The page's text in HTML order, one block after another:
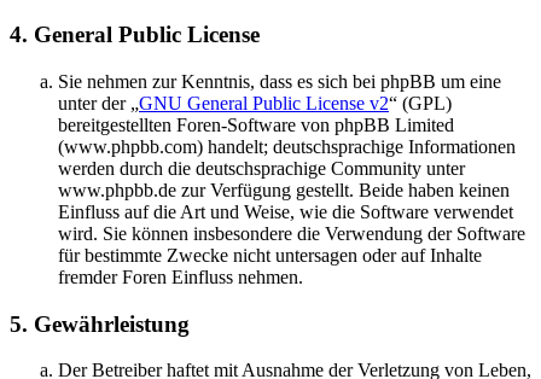
4. General Public License
Sie nehmen zur Kenntnis, dass es sich bei phpBB um eine
unter der „GNU General Public License v2“ (GPL)
bereitgestellten Foren-Software von phpBB Limited
(www.phpbb.com) handelt; deutschsprachige Informationen
werden durch die deutschsprachige Community unter
www.phpbb.de zur Verfügung gestellt. Beide haben keinen
Einfluss auf die Art und Weise, wie die Software verwendet
wird. Sie können insbesondere die Verwendung der Software
für bestimmte Zwecke nicht untersagen oder auf Inhalte
fremder Foren Einfluss nehmen.
5. Gewährleistung
Der Betreiber haftet mit Ausnahme der Verletzung von Leben,